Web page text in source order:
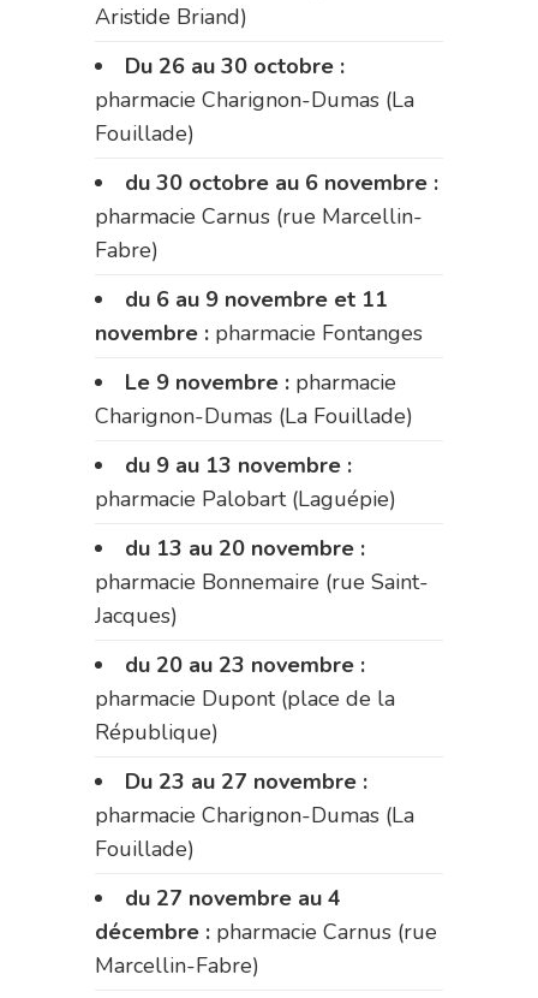
Aristide Briand)
Du 26 au 30 octobre :
pharmacie Charignon-Dumas (La
Fouillade)
du 30 octobre au 6 novembre :
pharmacie Carnus (rue Marcellin-
Fabre)
du 6 au 9 novembre et 11
novembre : pharmacie Fontanges
Le 9 novembre : pharmacie
Charignon-Dumas (La Fouillade)
du 9 au 13 novembre :
pharmacie Palobart (Laguépie)
du 13 au 20 novembre :
pharmacie Bonnemaire (rue Saint-
Jacques)
du 20 au 23 novembre :
pharmacie Dupont (place de la
République)
Du 23 au 27 novembre :
pharmacie Charignon-Dumas (La
Fouillade)
du 27 novembre au 4
décembre : pharmacie Carnus (rue
Marcellin-Fabre)